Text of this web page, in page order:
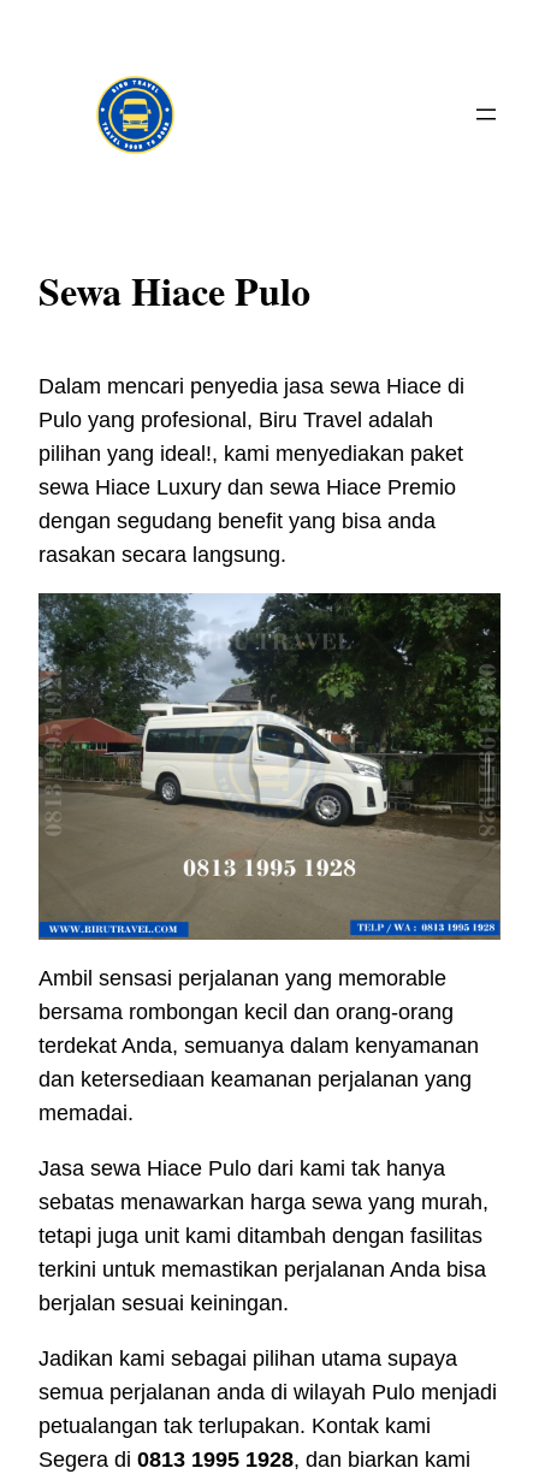
Sewa Hiace Pulo
Dalam mencari penyedia jasa sewa Hiace di
Pulo yang profesional, Biru Travel adalah
pilihan yang ideal!, kami menyediakan paket
sewa Hiace Luxury dan sewa Hiace Premio
dengan segudang benefit yang bisa anda
rasakan secara langsung.
Ambil sensasi perjalanan yang memorable
bersama rombongan kecil dan orang-orang
terdekat Anda, semuanya dalam kenyamanan
dan ketersediaan keamanan perjalanan yang
memadai.
Jasa sewa Hiace Pulo dari kami tak hanya
sebatas menawarkan harga sewa yang murah,
tetapi juga unit kami ditambah dengan fasilitas
terkini untuk memastikan perjalanan Anda bisa
berjalan sesuai keiningan.
Jadikan kami sebagai pilihan utama supaya
semua perjalanan anda di wilayah Pulo menjadi
petualangan tak terlupakan. Kontak kami
Segera di 0813 1995 1928, dan biarkan kami